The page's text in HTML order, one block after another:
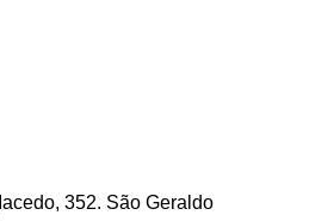
352. São Geraldo